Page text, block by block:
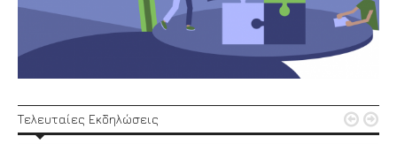
Τελευταίες Εκδηλώσεις  